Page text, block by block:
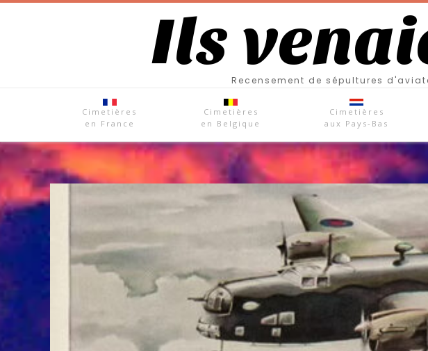
Ils
Recensement de sépultures
Cimetières
en France
Cimetières
en Belgique
Cimetières
aux Pays-Bas